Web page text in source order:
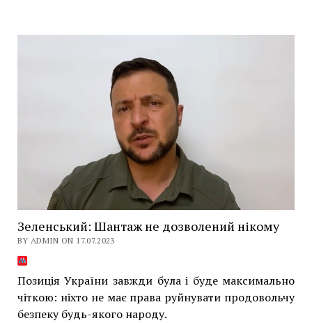
Зеленський: Шантаж не дозволений нікому
BY ADMIN ON 17.07.2023
Позиція України завжди була і буде максимально
чіткою: ніхто не має права руйнувати продовольчу
безпеку будь-якого народу.